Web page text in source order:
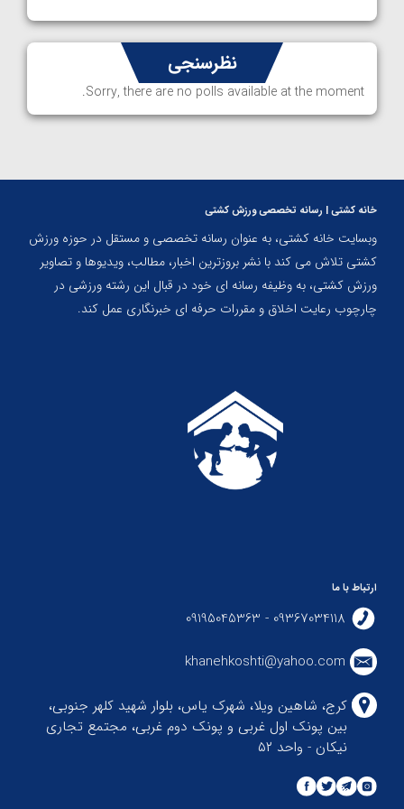
نظرسنجی
Sorry, there are no polls available at the moment.
خانه کشتی | رسانه تخصصی ورزش کشتی
وبسایت خانه کشتی، به عنوان رسانه تخصصی و مستقل در حوزه ورزش
کشتی تلاش می کند با نشر بروزترین اخبار، مطالب، ویدیوها و تصاویر
ورزش کشتی، به وظیفه رسانه ای خود در قبال این رشته ورزشی در
چارچوب رعایت اخلاق و مقررات حرفه ای خبرنگاری عمل کند.
ارتباط با ما
09367034118 - 09195045363
khanehkoshti@yahoo.com
کرج، شاهین ویلا، شهرک یاس، بلوار شهید کلهر جنوبی،
بین پونک اول غربی و پونک دوم غربی، مجتمع تجاری
نیکان - واحد ۵۲